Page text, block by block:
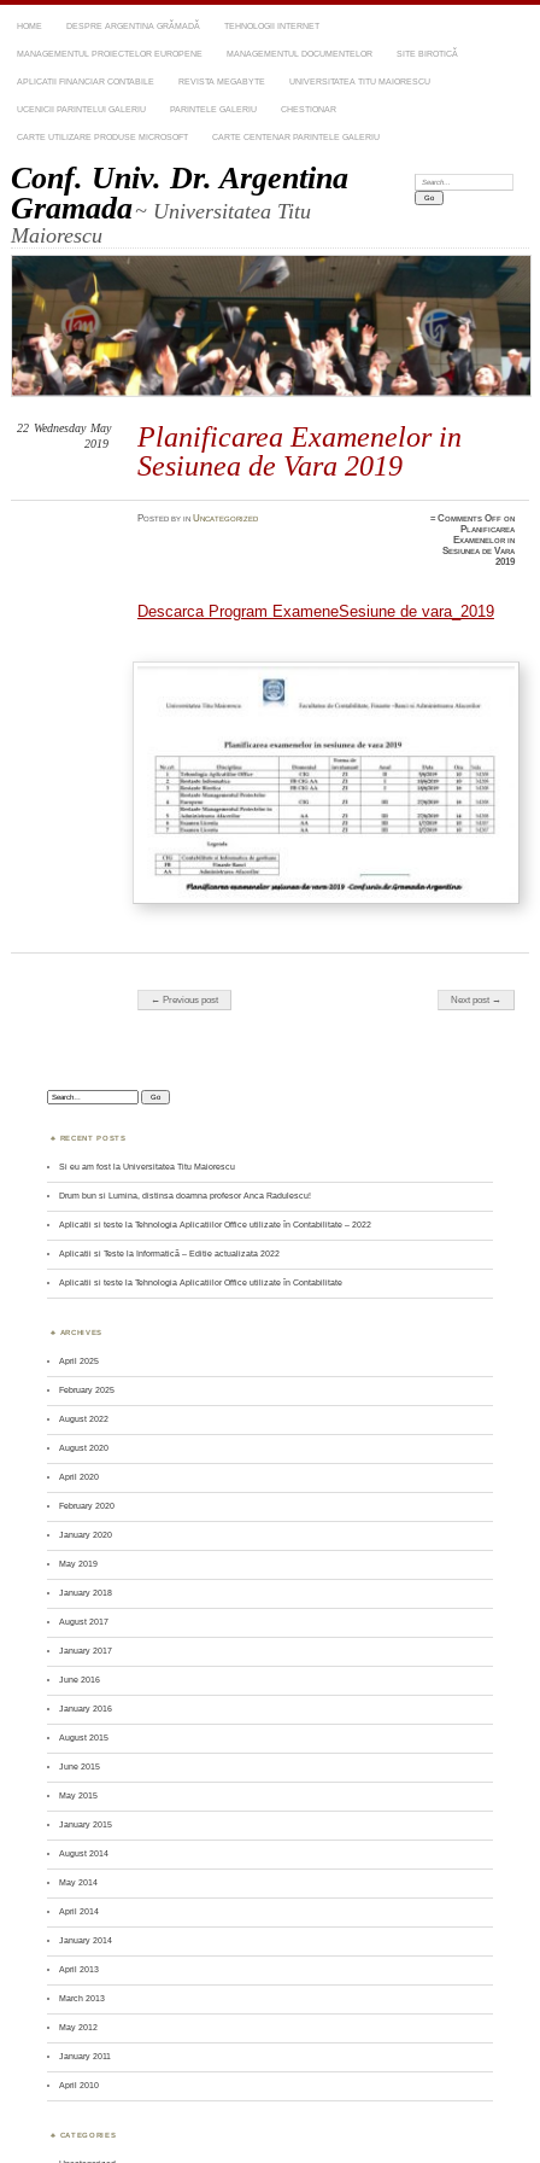
HOME DESPRE ARGENTINA GRĂMADĂ TEHNOLOGII INTERNET
MANAGEMENTUL PROIECTELOR EUROPENE MANAGEMENTUL DOCUMENTELOR SITE BIROTICĂ
APLICATII FINANCIAR CONTABILE REVISTA MEGABYTE UNIVERSITATEA TITU MAIORESCU
UCENICII PARINTELUI GALERIU PARINTELE GALERIU CHESTIONAR
CARTE UTILIZARE PRODUSE MICROSOFT CARTE CENTENAR PARINTELE GALERIU
Conf. Univ. Dr. Argentina
Gramada~ Universitatea Titu
Maiorescu
Search:
Planificarea Examenelor in
Sesiunea de Vara 2019
22 Wednesday May
2019
PostedbyinUncategorized ≈Comments Off on
Planificarea
Examenelor in
Sesiunea de Vara
2019
Descarca Program ExameneSesiune de vara_2019
Post navigation
← Previous post Next post →
Search:
RECENT POSTS
Si eu am fost la Universitatea Titu Maiorescu
Drum bun si Lumina, distinsa doamna profesor Anca Radulescu!
Aplicatii si teste la Tehnologia Aplicatiilor Office utilizate în Contabilitate – 2022
Aplicatii si Teste la Informaticã – Editie actualizata 2022
Aplicatii si teste la Tehnologia Aplicatiilor Office utilizate în Contabilitate
ARCHIVES
April 2025
February 2025
August 2022
August 2020
April 2020
February 2020
January 2020
May 2019
January 2018
August 2017
January 2017
June 2016
January 2016
August 2015
June 2015
May 2015
January 2015
August 2014
May 2014
April 2014
January 2014
April 2013
March 2013
May 2012
January 2011
April 2010
CATEGORIES